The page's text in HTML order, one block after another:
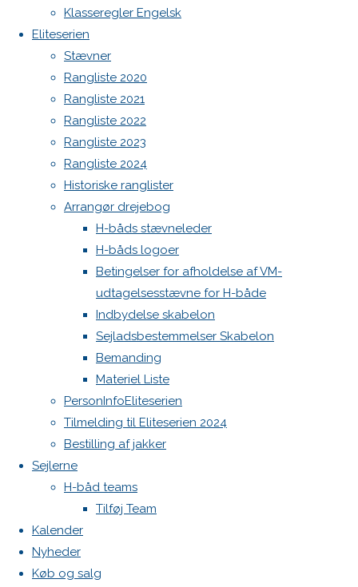
Klasseregler Engelsk
Eliteserien
Stævner
Rangliste 2020
Rangliste 2021
Rangliste 2022
Rangliste 2023
Rangliste 2024
Historiske ranglister
Arrangør drejebog
H-båds stævneleder
H-båds logoer
Betingelser for afholdelse af VM-
udtagelsesstævne for H-både
Indbydelse skabelon
Sejladsbestemmelser Skabelon
Bemanding
Materiel Liste
PersonInfoEliteserien
Tilmelding til Eliteserien 2024
Bestilling af jakker
Sejlerne
H-båd teams
Tilføj Team
Kalender
Nyheder
Køb og salg
image
Next
image
Skriv
et
svar
Din e-
mailadresse
vil ikke
blive
publiceret.
Krævede
felter er
markeret
med
Comment
WordPress.org